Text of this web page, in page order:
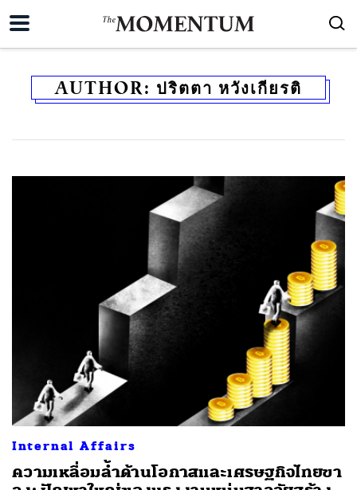
AUTHOR: ปริตตา หวังเกียรติ
Internal Affairs
ความเหลื่อมล้ำด้านโอกาสและเศรษฐกิจไทยขา